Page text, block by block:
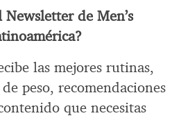
Newsletter de Men’s
las mejores rutinas,
peso, recomendaciones
que necesitas